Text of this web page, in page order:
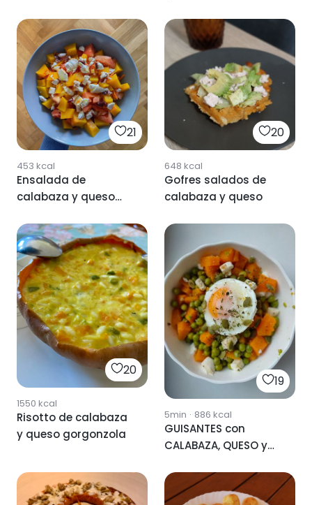
21
453 kcal
Ensalada de
calabaza y queso
20
648 kcal
Gofres salados de
calabaza y queso
20
1550 kcal
Risotto de calabaza
y queso gorgonzola
19
5min · 886 kcal
GUISANTES con
CALABAZA, QUESO y